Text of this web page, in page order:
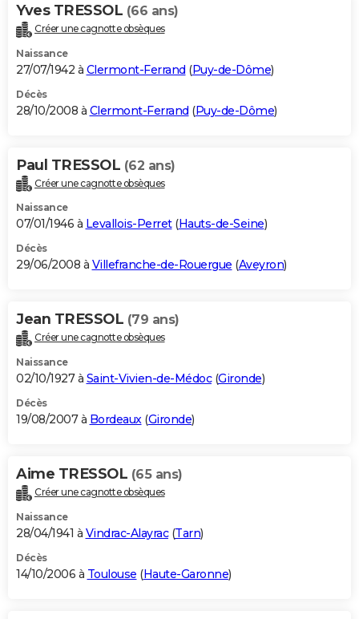
Yves TRESSOL (66 ans)
Créer une cagnotte obsèques
Naissance
27/07/1942 à Clermont-Ferrand (Puy-de-Dôme)
Décès
28/10/2008 à Clermont-Ferrand (Puy-de-Dôme)
Paul TRESSOL (62 ans)
Créer une cagnotte obsèques
Naissance
07/01/1946 à Levallois-Perret(Hauts-de-Seine)
Décès
29/06/2008 à Villefranche-de-Rouergue (Aveyron)
Jean TRESSOL (79 ans)
Créer une cagnotte obsèques
Naissance
02/10/1927 à Saint-Vivien-de-Médoc(Gironde)
Décès
19/08/2007 à Bordeaux(Gironde)
Aime TRESSOL (65 ans)
Créer une cagnotte obsèques
Naissance
28/04/1941 à Vindrac-Alayrac(Tarn)
Décès
14/10/2006 à Toulouse (Haute-Garonne)